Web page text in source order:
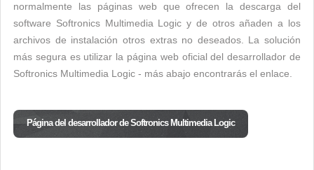
normalmente las páginas web que ofrecen la descarga del
software Softronics Multimedia Logic y de otros añaden a los
archivos de instalación otros extras no deseados. La solución
más segura es utilizar la página web oficial del desarrollador de
Softronics Multimedia Logic - más abajo encontrarás el enlace.
Página del desarrollador de Softronics Multimedia Logic